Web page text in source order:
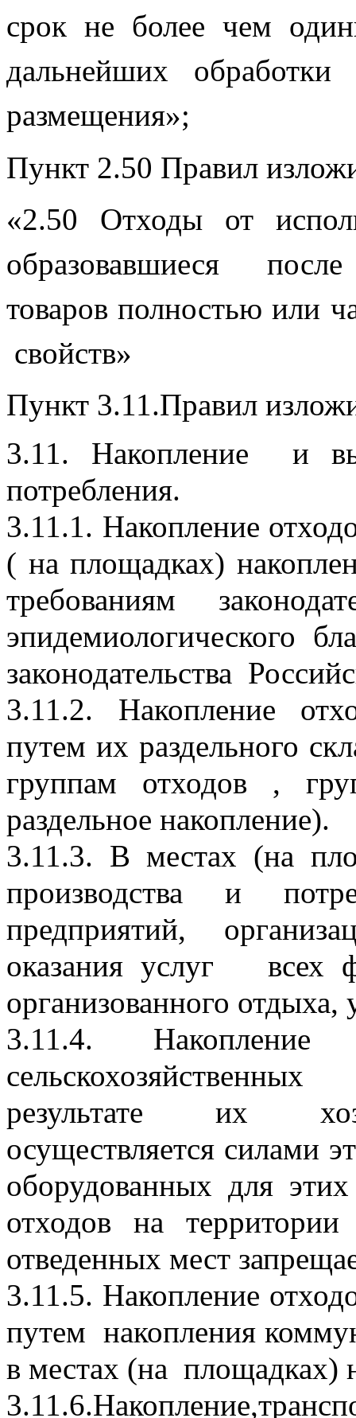
срок не более чем
дальнейших обработки
размещения»;
Пункт 2.50 Правил
«2.50 Отходы от
образовавшиеся
товаров полностью или
свойств»
Пункт 3.11.Правил
3.11. Накопление  и
потребления.
3.11.1. Накопление
( на площадках)
требованиям
эпидемиологического
законодательства
3.11.2. Накопление
путем их раздельного
группам отходов ,
раздельное накопление).
3.11.3. В местах (на
производства и
предприятий,
оказания услуг   всех
организованного отдыха,
3.11.4. Накопление
сельскохозяйственных
результате их
осуществляется силами
оборудованных для
отходов на
отведенных мест
3.11.5. Накопление
путем  накопления
в местах (на  площадках)